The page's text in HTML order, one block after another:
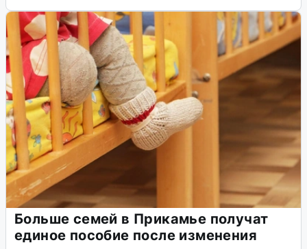
Больше семей в Прикамье получат
единое пособие после изменения